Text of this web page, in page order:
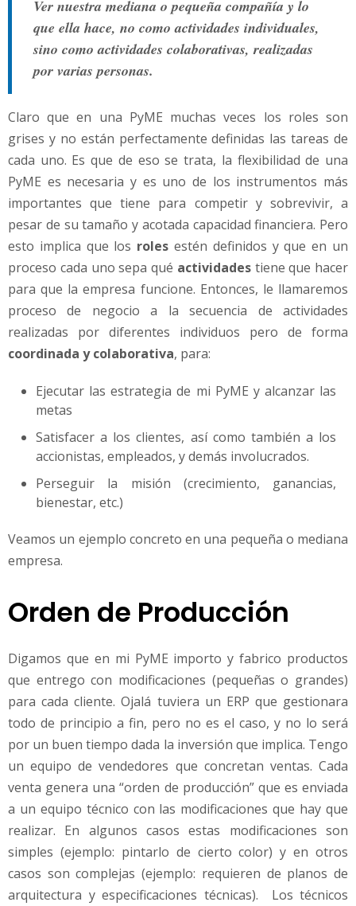
Ver nuestra mediana o pequeña compañía y lo
que ella hace, no como actividades individuales,
sino como actividades colaborativas, realizadas
por varias personas.
Claro que en una PyME muchas veces los roles son
grises y no están perfectamente definidas las tareas de
cada uno. Es que de eso se trata, la flexibilidad de una
PyME es necesaria y es uno de los instrumentos más
importantes que tiene para competir y sobrevivir, a
pesar de su tamaño y acotada capacidad financiera. Pero
esto implica que los roles estén definidos y que en un
proceso cada uno sepa qué actividadestiene que hacer
para que la empresa funcione. Entonces, le llamaremos
proceso de negocio a la secuencia de actividades
realizadas por diferentes individuos pero de forma
coordinada y colaborativa, para:
Ejecutar las estrategia de mi PyME y alcanzar las
metas
Satisfacer a los clientes, así como también a los
accionistas, empleados, y demás involucrados.
Perseguir la misión (crecimiento, ganancias,
bienestar, etc.)
Veamos un ejemplo concreto en una pequeña o mediana
empresa.
Orden de Producción
Digamos que en mi PyME importo y fabrico productos
que entrego con modificaciones (pequeñas o grandes)
para cada cliente. Ojalá tuviera un ERP que gestionara
todo de principio a fin, pero no es el caso, y no lo será
por un buen tiempo dada la inversión que implica. Tengo
un equipo de vendedores que concretan ventas. Cada
venta genera una “orden de producción” que es enviada
a un equipo técnico con las modificaciones que hay que
realizar. En algunos casos estas modificaciones son
simples (ejemplo: pintarlo de cierto color) y en otros
casos son complejas (ejemplo: requieren de planos de
arquitectura y especificaciones técnicas). Los técnicos